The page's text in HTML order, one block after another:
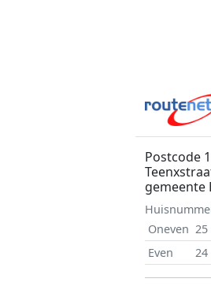
Postcode
gemeente
Oneven 25
Even
24